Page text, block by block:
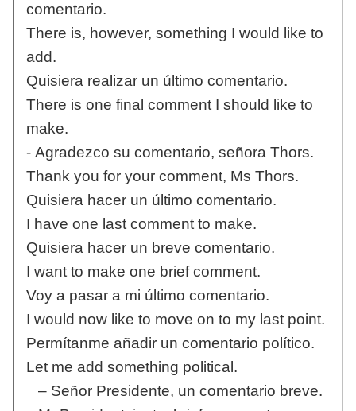
comentario.
There is, however, something I would like to
add.
Quisiera realizar un último comentario.
There is one final comment I should like to
make.
- Agradezco su comentario, señora Thors.
Thank you for your comment, Ms Thors.
Quisiera hacer un último comentario.
I have one last comment to make.
Quisiera hacer un breve comentario.
I want to make one brief comment.
Voy a pasar a mi último comentario.
I would now like to move on to my last point.
Permítanme añadir un comentario político.
Let me add something political.
– Señor Presidente, un comentario breve.